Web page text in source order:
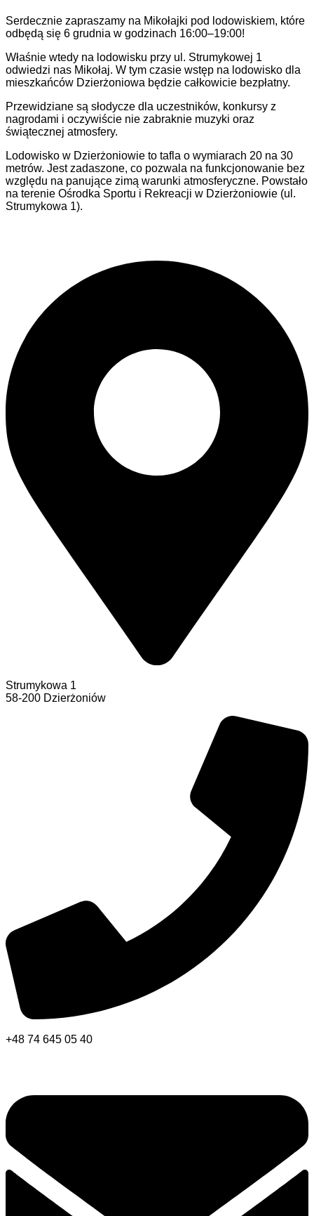
Serdecznie zapraszamy na Mikołajki pod lodowiskiem, które
odbędą się 6 grudnia w godzinach 16:00–19:00!
Właśnie wtedy na lodowisku przy ul. Strumykowej 1
odwiedzi nas Mikołaj. W tym czasie wstęp na lodowisko dla
mieszkańców Dzierżoniowa będzie całkowicie bezpłatny.
Przewidziane są słodycze dla uczestników, konkursy z
nagrodami i oczywiście nie zabraknie muzyki oraz
świątecznej atmosfery.
Lodowisko w Dzierżoniowie to tafla o wymiarach 20 na 30
metrów. Jest zadaszone, co pozwala na funkcjonowanie bez
względu na panujące zimą warunki atmosferyczne. Powstało
na terenie Ośrodka Sportu i Rekreacji w Dzierżoniowie (ul.
Strumykowa 1).
Strumykowa 1
58-200 Dzierżoniów
+48 74 645 05 40